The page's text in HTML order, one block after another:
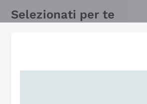
Selezionati per te